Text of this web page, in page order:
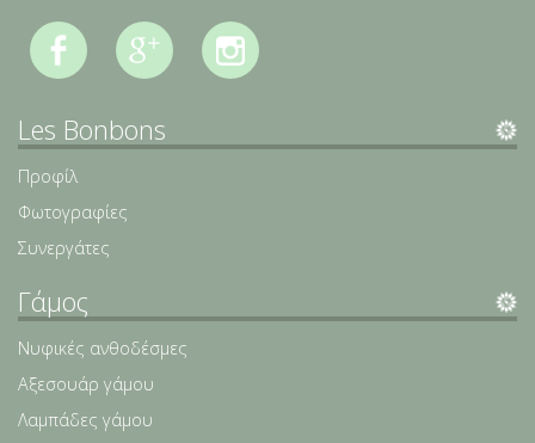
Les Bonbons
Προφίλ
Φωτογραφίες
Συνεργάτες
Γάμος
Νυφικές ανθοδέσμες
Αξεσουάρ γάμου
Λαμπάδες γάμου